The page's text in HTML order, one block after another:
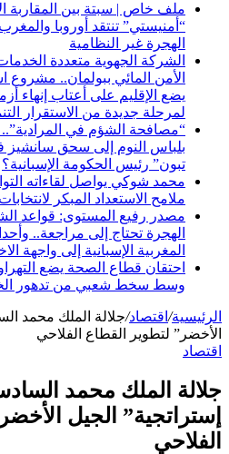
ملف خاص | سبتة بين المقاربة
“أمنيستي” تنتقد أوروبا
الهجرة غير النظامية
الشركة الجهوية متعددة
يضع الإقليم على أعتاب إنهاء
لمرحلة جديدة من الاستقرار
“مصافحة الشؤم في
بلباس النوم إلى سحق سانشيز
تبون” رئيس الحكومة الإسبانية؟
محمد شوكي يواصل لقاءاته
ملامح الاستعداد المبكر لانتخابات
مصدر رفيع المستوى: قواعد
الهجرة تحتاج إلى مراجعة..
المغربية الإسبانية إلى واجهة
احتقان قطاع الصحة يضع
وسط سخط شعبي من تدهور
الرئيسية/ اقتصاد/جلالة الملك محمد
الأخضر” لتطوير القطاع الفلاحي
اقتصاد
جلالة الملك محمد
إستراتجية” الجيل
الفلاحي